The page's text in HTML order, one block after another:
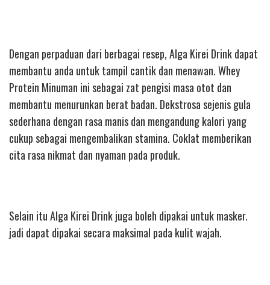
Dengan perpaduan dari berbagai resep, Alga Kirei Drink dapat
membantu anda untuk tampil cantik dan menawan. Whey
Protein Minuman ini sebagai zat pengisi masa otot dan
membantu menurunkan berat badan. Dekstrosa sejenis gula
sederhana dengan rasa manis dan mengandung kalori yang
cukup sebagai mengembalikan stamina. Coklat memberikan
cita rasa nikmat dan nyaman pada produk.
Selain itu Alga Kirei Drink juga boleh dipakai untuk masker.
jadi dapat dipakai secara maksimal pada kulit wajah.